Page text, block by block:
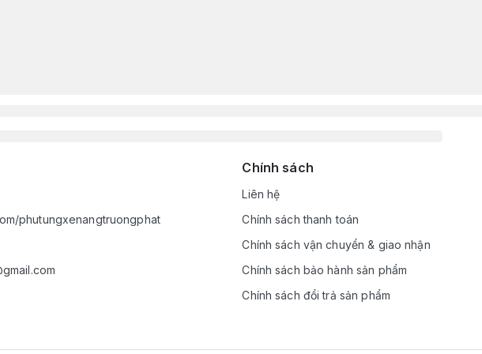
phutungxenangtruongphat
Chính sách
Liên hệ
Chính sách thanh toán
Chính sách vận chuyển & giao nhận
Chính sách bảo hành sản phẩm
Chính sách đổi trả sản phẩm